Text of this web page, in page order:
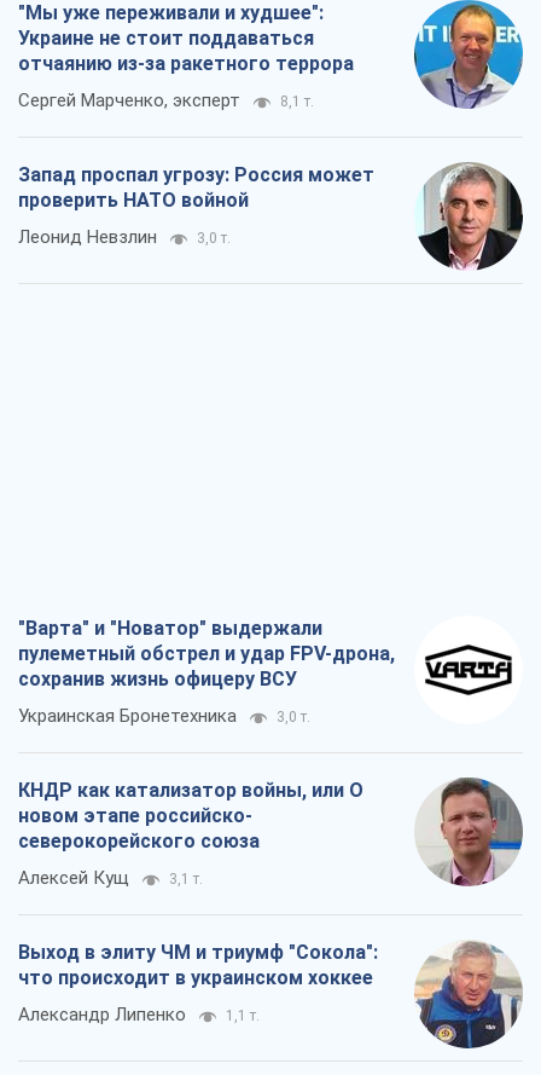
"Мы уже переживали и худшее":
Украине не стоит поддаваться
отчаянию из-за ракетного террора
Сергей Марченко, эксперт 8,1 т.
Запад проспал угрозу: Россия может
проверить НАТО войной
Леонид Невзлин 3,0 т.
"Варта" и "Новатор" выдержали
пулеметный обстрел и удар FPV-дрона,
сохранив жизнь офицеру ВСУ
Украинская Бронетехника 3,0 т.
КНДР как катализатор войны, или О
новом этапе российско-
северокорейского союза
Алексей Кущ 3,1 т.
Выход в элиту ЧМ и триумф "Сокола":
что происходит в украинском хоккее
Александр Липенко 1,1 т.